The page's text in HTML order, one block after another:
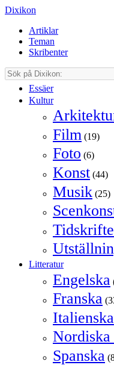
Dixikon
Artiklar
Teman
Skribenter
Essäer
Kultur
Film (19)
Foto (6)
Konst (44)
Musik (25)
Litteratur
Engelska
Franska
Italienska
Nordiska
Spanska